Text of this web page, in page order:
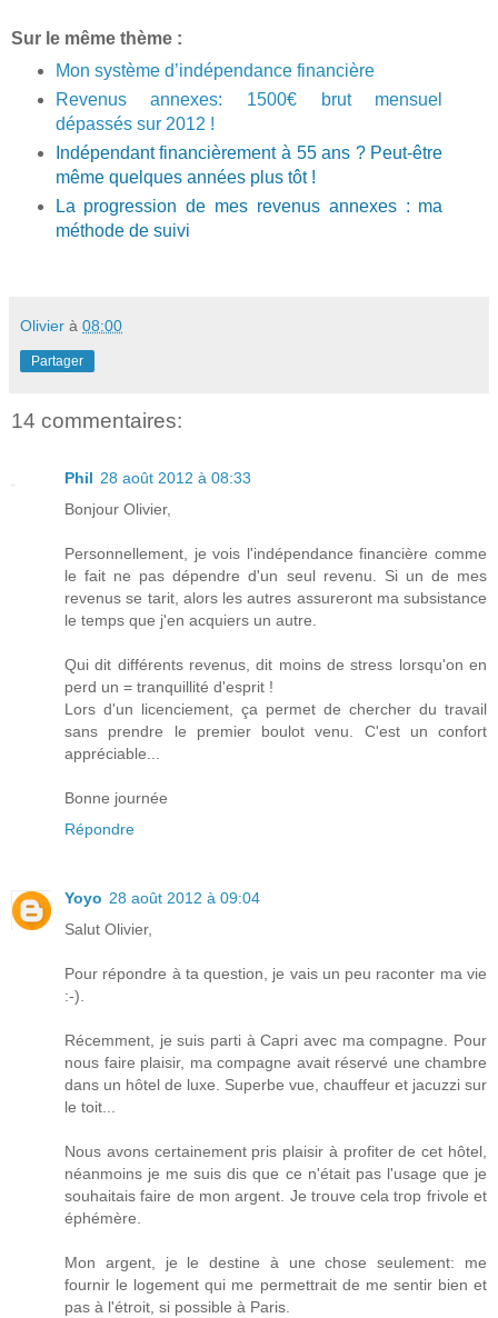
Sur le même thème :
Mon système d’indépendance financière
Revenus annexes: 1500€ brut mensuel
dépassés sur 2012 !
Indépendant financièrement à 55 ans ? Peut-être
même quelques années plus tôt !
La progression de mes revenus annexes : ma
méthode de suivi
Olivier à 08:00
Partager
14 commentaires:
Phil 28 août 2012 à 08:33
Bonjour Olivier,
Personnellement, je vois l'indépendance financière comme
le fait ne pas dépendre d'un seul revenu. Si un de mes
revenus se tarit, alors les autres assureront ma subsistance
le temps que j'en acquiers un autre.
Qui dit différents revenus, dit moins de stress lorsqu'on en
perd un = tranquillité d'esprit !
Lors d'un licenciement, ça permet de chercher du travail
sans prendre le premier boulot venu. C'est un confort
appréciable...
Bonne journée
Répondre
Yoyo 28 août 2012 à 09:04
Salut Olivier,
Pour répondre à ta question, je vais un peu raconter ma vie
:-).
Récemment, je suis parti à Capri avec ma compagne. Pour
nous faire plaisir, ma compagne avait réservé une chambre
dans un hôtel de luxe. Superbe vue, chauffeur et jacuzzi sur
le toit...
Nous avons certainement pris plaisir à profiter de cet hôtel,
néanmoins je me suis dis que ce n'était pas l'usage que je
souhaitais faire de mon argent. Je trouve cela trop frivole et
éphémère.
Mon argent, je le destine à une chose seulement: me
fournir le logement qui me permettrait de me sentir bien et
pas à l'étroit, si possible à Paris.